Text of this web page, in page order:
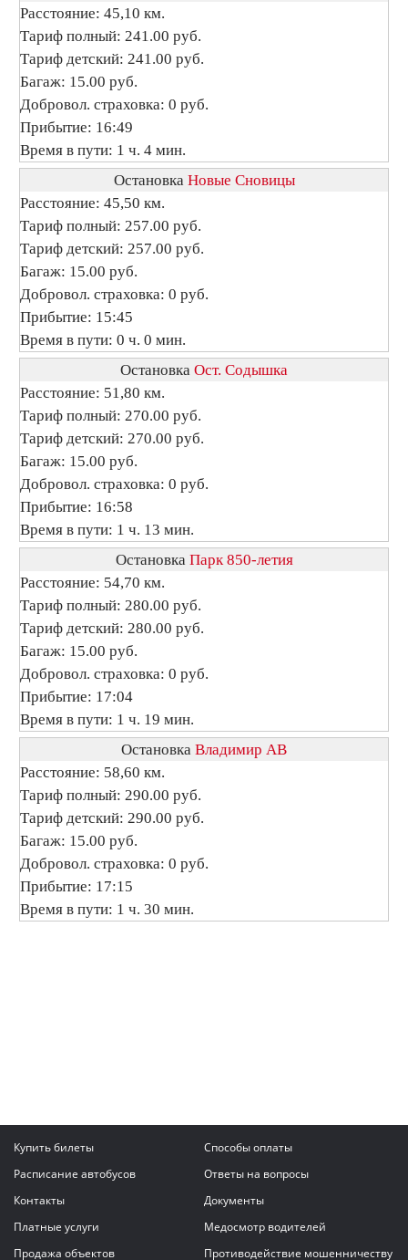
Расстояние: 45,10 км.
Тариф полный: 241.00 руб.
Тариф детский: 241.00 руб.
Багаж: 15.00 руб.
Добровол. страховка: 0 руб.
Прибытие: 16:49
Время в пути: 1 ч. 4 мин.
Остановка Новые Сновицы
Расстояние: 45,50 км.
Тариф полный: 257.00 руб.
Тариф детский: 257.00 руб.
Багаж: 15.00 руб.
Добровол. страховка: 0 руб.
Прибытие: 15:45
Время в пути: 0 ч. 0 мин.
Остановка Ост. Содышка
Расстояние: 51,80 км.
Тариф полный: 270.00 руб.
Тариф детский: 270.00 руб.
Багаж: 15.00 руб.
Добровол. страховка: 0 руб.
Прибытие: 16:58
Время в пути: 1 ч. 13 мин.
Остановка Парк 850-летия
Расстояние: 54,70 км.
Тариф полный: 280.00 руб.
Тариф детский: 280.00 руб.
Багаж: 15.00 руб.
Добровол. страховка: 0 руб.
Прибытие: 17:04
Время в пути: 1 ч. 19 мин.
Остановка Владимир АВ
Расстояние: 58,60 км.
Тариф полный: 290.00 руб.
Тариф детский: 290.00 руб.
Багаж: 15.00 руб.
Добровол. страховка: 0 руб.
Прибытие: 17:15
Время в пути: 1 ч. 30 мин.
Купить билеты
Способы оплаты
Расписание автобусов
Ответы на вопросы
Контакты
Документы
Платные услуги
Медосмотр водителей
Продажа объектов
Противодействие мошенничеству